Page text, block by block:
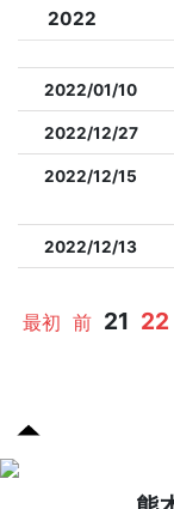
2022
2022/01/10
2022/12/27
2022/12/15
2022/12/13
最初 前 21 22